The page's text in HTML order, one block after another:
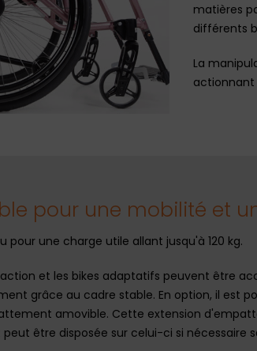
matières
différents
La
actionnant
pour une mobilité et
pour une charge utile allant jusqu'à 120 kg.
et les bikes adaptatifs peuvent être
grâce au cadre stable. En option, il est
amovible. Cette extension
être disposée sur celui-ci si nécessaire